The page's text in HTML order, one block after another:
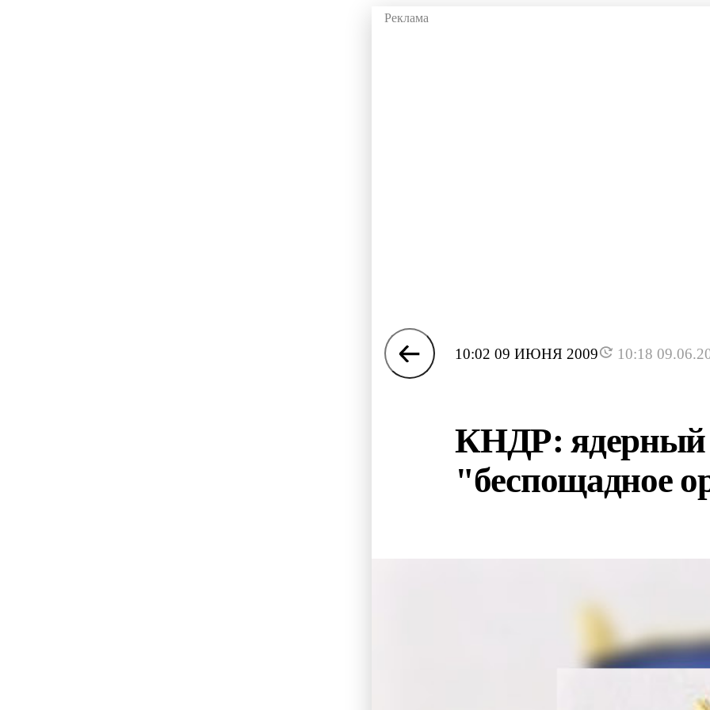
10:02 09 ИЮНЯ 2009 10:18
КНДР: ядерный
"беспощадное